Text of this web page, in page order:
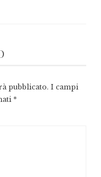
pubblicato. I campi
*